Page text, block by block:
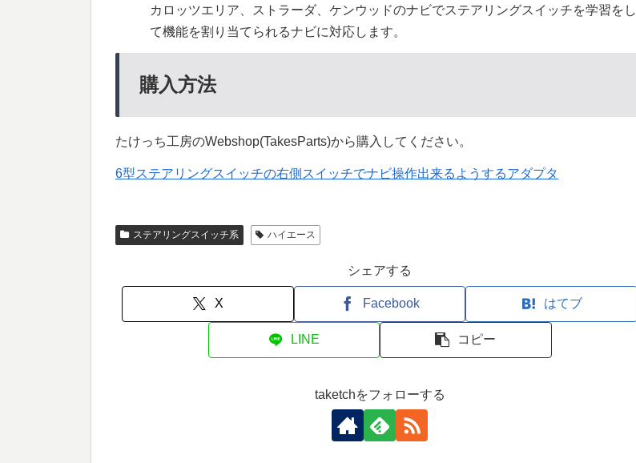
カロッツエリア、ストラーダ、ケンウッドのナビでステアリングスイッチを学習をし
て機能を割り当てられるナビに対応します。
購入方法
たけっち工房のWebshop(TakesParts)から購入してください。
6型ステアリングスイッチの右側スイッチでナビ操作出来るようするアダプタ
ステアリングスイッチ系 ハイエース
シェアする
X Facebook はてブ
LINE コピー
taketchをフォローする